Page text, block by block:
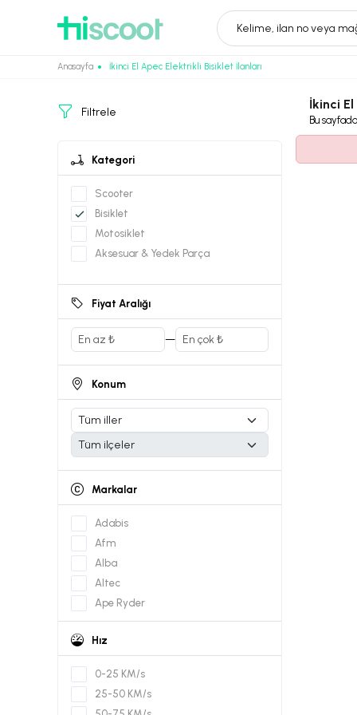
Kelime, ilan no veya
Anasayfa İkinci El Apec Elektrikli Bisiklet İlanları
Filtrele
İkinci
Bu sayfada
Kategori
Scooter
Bisiklet
Motosiklet
Aksesuar & Yedek Parça
Fiyat Aralığı
—
Konum
Markalar
Adabis
Afm
Alba
Altec
Ape Ryder
Apec
Arora
Hız
0-25 KM/s
25-50 KM/s